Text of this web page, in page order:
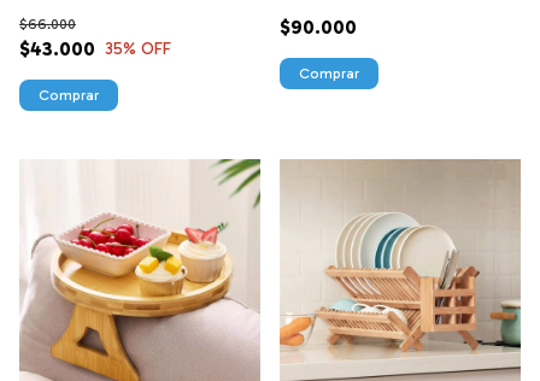
$43.000
$66.000
35% OFF
Comprar
$90.000
Comprar